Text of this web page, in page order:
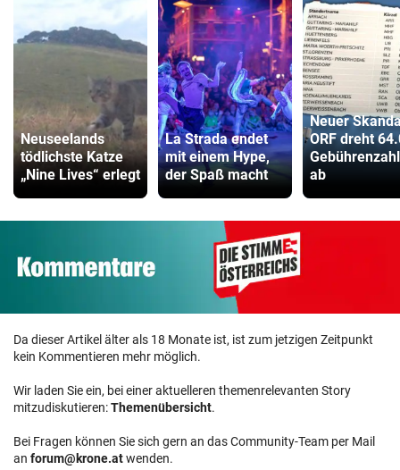
Neuseelands
tödlichste Katze
„Nine Lives“ erlegt
La Strada endet
mit einem Hype,
der Spaß macht
Neuer
ORF dreht
ab
Da dieser Artikel älter als 18 Monate ist, ist zum jetzigen Zeitpunkt
kein Kommentieren mehr möglich.
Wir laden Sie ein, bei einer aktuelleren themenrelevanten Story
mitzudiskutieren:Themenübersicht.
Bei Fragen können Sie sich gern an das Community-Team per Mail
an forum@krone.atwenden.